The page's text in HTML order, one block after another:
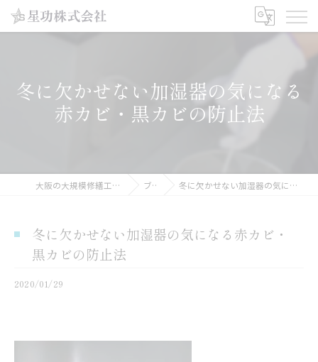
冬に欠かせない加湿器の気になる
赤カビ・黒カビの防止法
大阪の大規模修繕工事なら星功株式会社 ブログ 冬に欠かせない加湿器の気になる赤カビ・黒カビの防止法
冬に欠かせない加湿器の気になる赤カビ・
黒カビの防止法
2020/01/29